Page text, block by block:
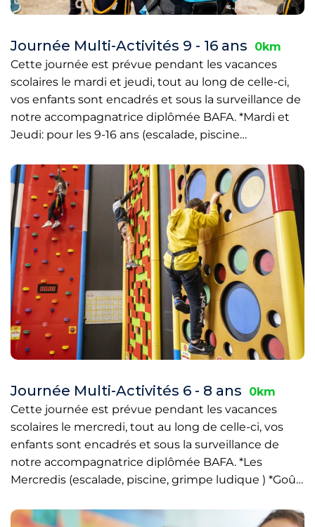
Journée Multi-Activités 9 - 16 ans
0km
Cette journée est prévue pendant les vacances
scolaires le mardi et jeudi, tout au long de celle-ci,
vos enfants sont encadrés et sous la surveillance de
notre accompagnatrice diplômée BAFA. *Mardi et
Jeudi: pour les 9-16 ans (escalade, piscine…
Journée Multi-Activités 6 - 8 ans
0km
Cette journée est prévue pendant les vacances
scolaires le mercredi, tout au long de celle-ci, vos
enfants sont encadrés et sous la surveillance de
notre accompagnatrice diplômée BAFA. *Les
Mercredis (escalade, piscine, grimpe ludique ) *Goû…